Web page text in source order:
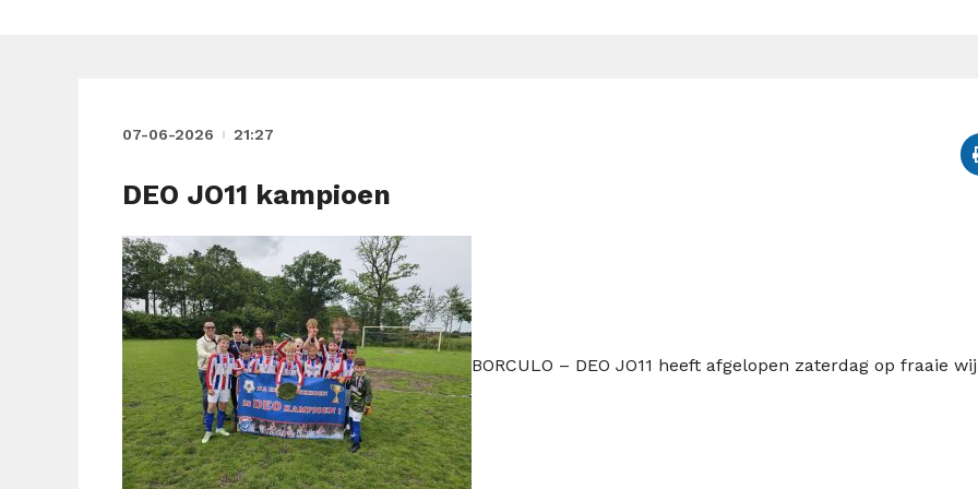
07-06-2026 21:27
DEO JO11 kampioen
BORCULO – DEO JO11 heeft afgelopen zaterdag op fraaie